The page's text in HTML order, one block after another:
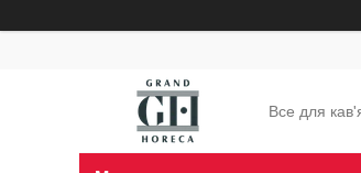
Все для